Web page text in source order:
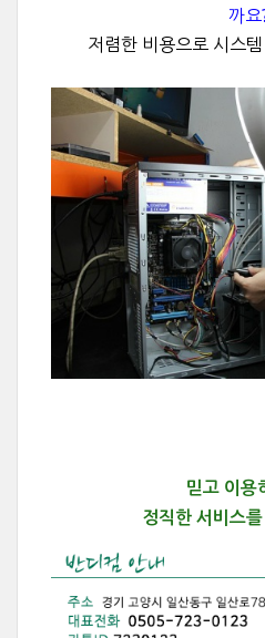
까요
저렴한 비용으로 시스
믿고 이용
정직한 서비스